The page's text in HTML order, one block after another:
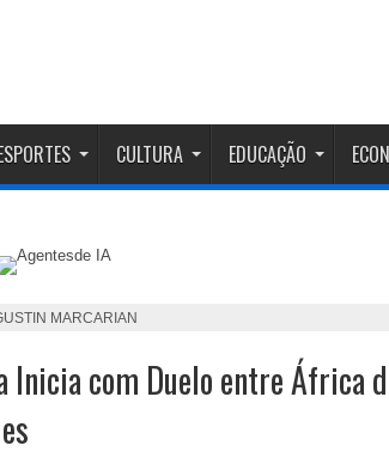
CULTURA EDUCAÇÃO
MARCARIAN
Inicia com Duelo entre África